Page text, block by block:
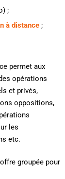
;
à distance;
permet aux
opérations
et privés,
oppositions,
les
etc.
groupée pour